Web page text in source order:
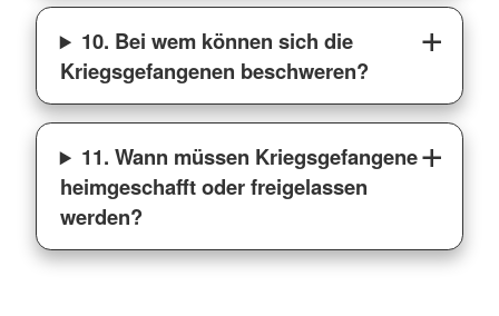
10. Bei wem können sich die
Kriegsgefangenen beschweren?
11. Wann müssen Kriegsgefangene
heimgeschafft oder freigelassen
werden?